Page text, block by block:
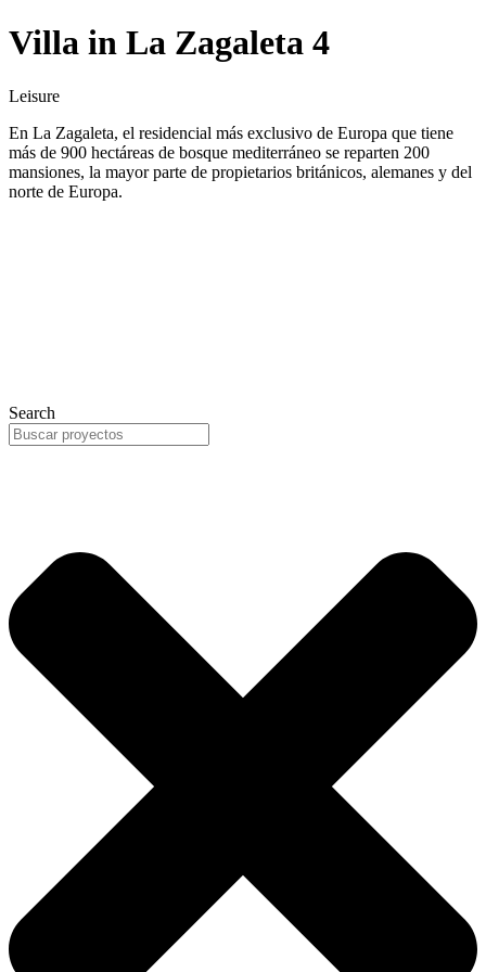
Villa in La Zagaleta 4
Leisure
En La Zagaleta, el residencial más exclusivo de Europa que tiene
más de 900 hectáreas de bosque mediterráneo se reparten 200
mansiones, la mayor parte de propietarios británicos, alemanes y del
norte de Europa.
Search